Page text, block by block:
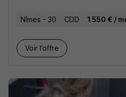
Nîmes - 30 CDD 1 550 € /
Voir l’offre